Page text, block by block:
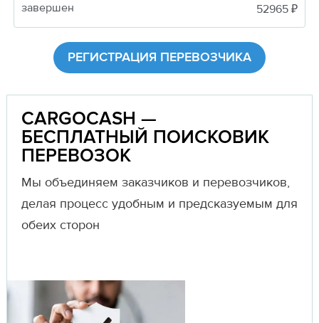
завершен
52965 ₽
РЕГИСТРАЦИЯ ПЕРЕВОЗЧИКА
CARGOCASH —
БЕСПЛАТНЫЙ ПОИСКОВИК
ПЕРЕВОЗОК
Мы объединяем заказчиков и перевозчиков,
делая процесс удобным и предсказуемым для
обеих сторон